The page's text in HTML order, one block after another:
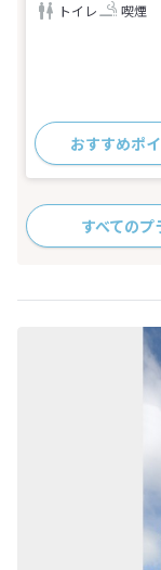
トイレ
喫煙
おすすめポ
すべてのプ